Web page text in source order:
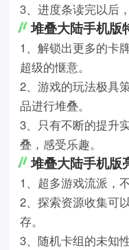
3、进度条读完以后
堆叠大陆手机版
1、解锁出更多的卡
超级的惬意。
2、游戏的玩法极具
品进行堆叠。
3、只有不断的提升
叠，感受乐趣。
堆叠大陆手机版
1、超多游戏流派，
2、探索资源收集可
存。
3、随机卡组的未知